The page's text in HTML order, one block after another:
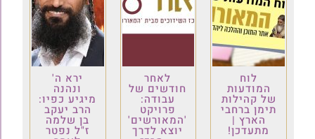
לוח
המודעות
של קהילות
תימן ברחבי
הארץ |
מתעדכן!
לאחר
חודשים של
עבודה:
פרויקט
'המאורשים'
יוצא לדרך
ירא ה'
ונהנה
מיגיע כפיו:
הרב יעקב
בן שלמה
ז"ל נפטר